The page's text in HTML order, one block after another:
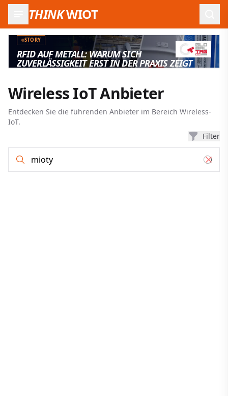
THINKWIOT
STORY
RFID AUF METALL: WARUM SICH
ZUVERLÄSSIGKEIT ERST IN DER PRAXIS ZEIGT
Wireless IoT Anbieter
Entdecken Sie die führenden Anbieter im Bereich Wireless-
IoT.
Filter